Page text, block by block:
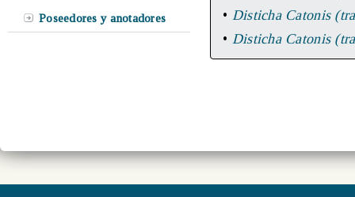
Poseedores y anotadores
• Disticha Catonis
• Disticha Catonis